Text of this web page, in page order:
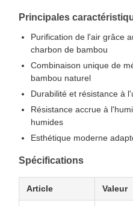
Principales
Purification de l'air grâce
charbon de bambou
Combinaison unique de
bambou naturel
Durabilité et résistance à
Résistance accrue à
humides
Esthétique moderne
Spécifications
Article Valeur